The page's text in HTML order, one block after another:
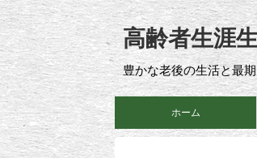
高齢者生涯
豊かな老後の生活と最
ホーム